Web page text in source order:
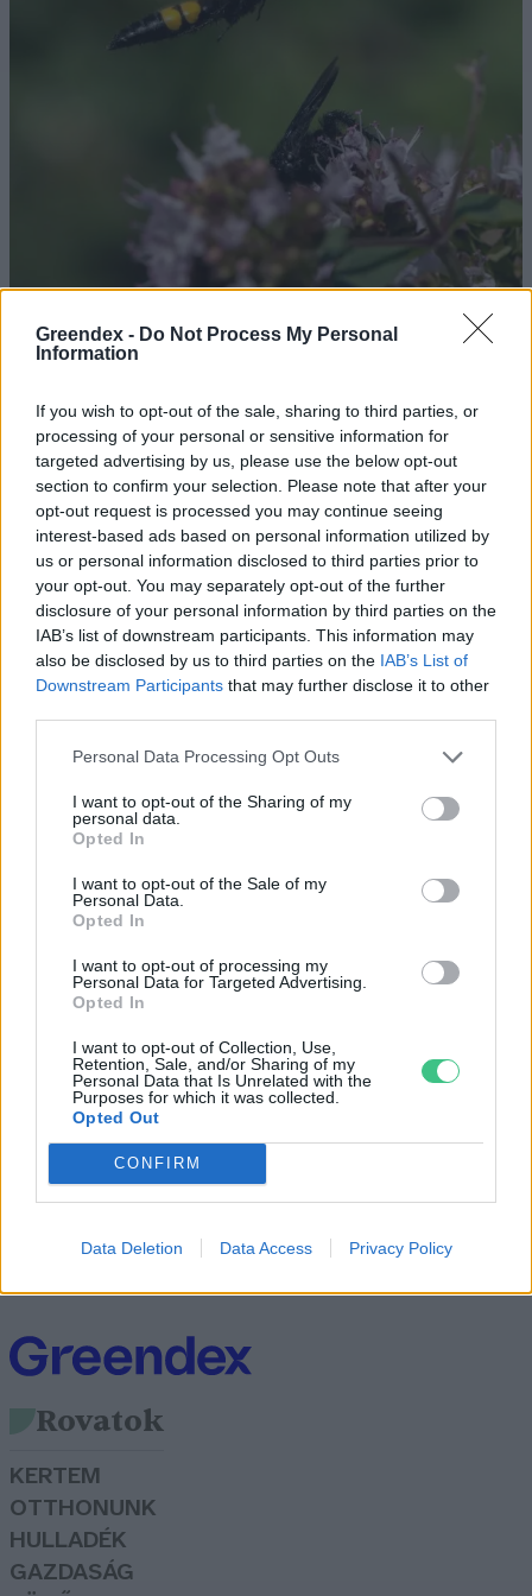
Greendex - Do Not Process My Personal
Information
If you wish to opt-out of the sale, sharing to third parties, or
processing of your personal or sensitive information for
targeted advertising by us, please use the below opt-out
section to confirm your selection. Please note that after your
opt-out request is processed you may continue seeing
interest-based ads based on personal information utilized by
us or personal information disclosed to third parties prior to
your opt-out. You may separately opt-out of the further
disclosure of your personal information by third parties on the
IAB’s list of downstream participants. This information may
also be disclosed by us to third parties on the IAB’s List of
Downstream Participants that may further disclose it to other
Personal Data Processing Opt Outs
I want to opt-out of the Sharing of my
personal data.
Opted In
I want to opt-out of the Sale of my
Personal Data.
Opted In
I want to opt-out of processing my
Personal Data for Targeted Advertising.
Opted In
I want to opt-out of Collection, Use,
Retention, Sale, and/or Sharing of my
Personal Data that Is Unrelated with the
Purposes for which it was collected.
Opted Out
CONFIRM
Data Deletion Data Access Privacy Policy
Tőrösdarazsak nem csak XL-es
méretben
Börzsey Barbara 2 perc
A tőrösdarazsak elpusztítása
felesleges és törvénytelen
Greendex Szemle
Ne féljünk a tőrösdarazsaktól!
Greendex Szemle
A tőrösdarazsak védelmére
figyelmeztet a Magyar Madártani
Greendex Szemle
Segítség, lódarázs! Vagy mégsem?
Börzsey Barbara
Ne féljünk tőlük, ne üldözzük az
Greendex Szemle
Rovatok
KERTEM
OTTHONUNK
HULLADÉK
GAZDASÁG